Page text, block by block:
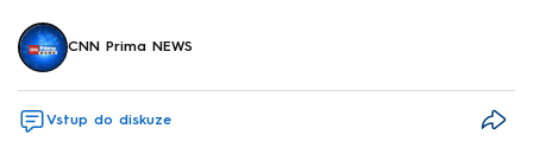
CNN Prima NEWS
Vstup do diskuze